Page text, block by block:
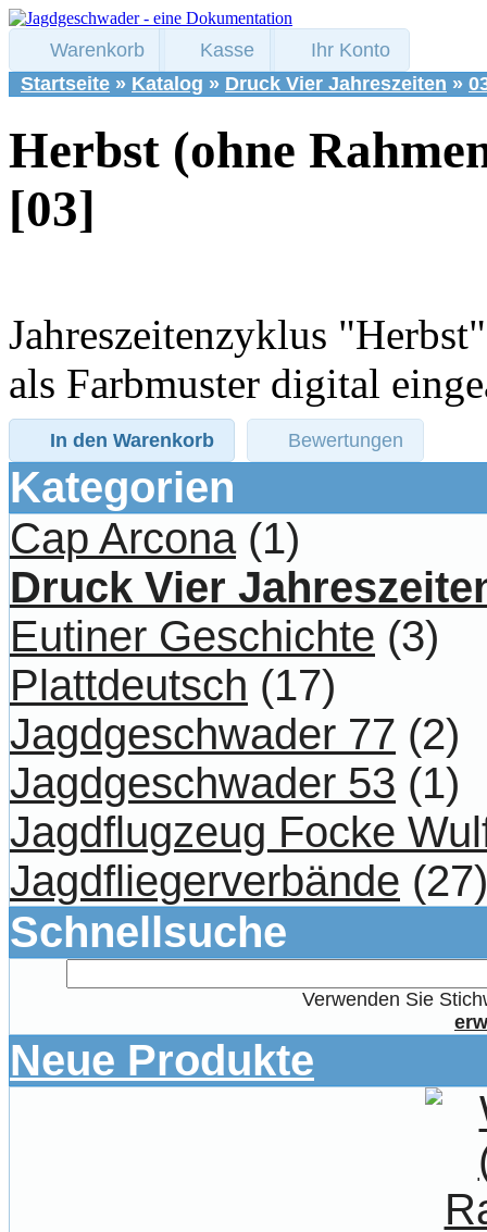
Warenkorb Kasse
Ihr Konto
Startseite » Katalog » Druck Vier Jahreszeiten »
Herbst (ohne
[03]
Jahreszeitenzyklus
als Farbmuster digital
In den Warenkorb Bewertungen
Kategorien
Cap Arcona(1)
Druck Vier
Eutiner Geschichte (3)
Plattdeutsch (17)
Jagdgeschwader 77 (2)
Jagdgeschwader 53 (1)
Jagdflugzeug Focke
Jagdfliegerverbände (27)
Schnellsuche
Verwenden Sie
Neue Produkte